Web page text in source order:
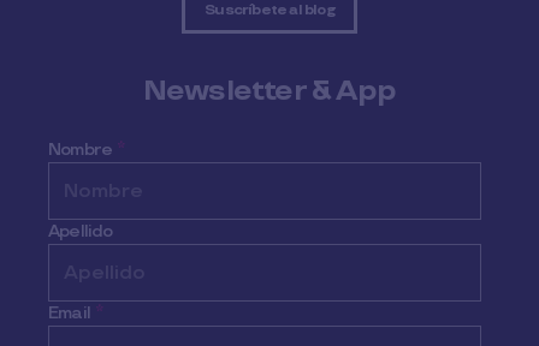
Suscríbete al blog
Newsletter & App
Nombre *
Apellido
Email *